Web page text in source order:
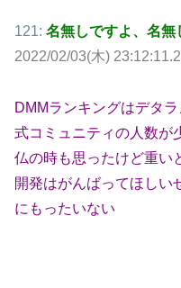
121: 名無しですよ、名無
2022/02/03(木)
DMMランキングはデタ
式コミュニティの人数が
仏の時も思ったけど重い
開発はがんばってほしい
にもったいない